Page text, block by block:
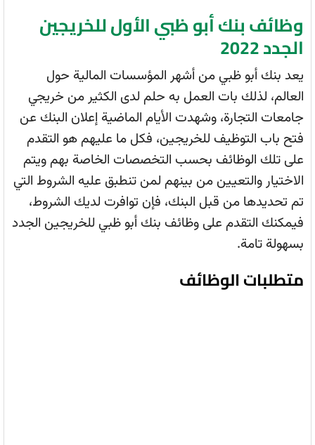
وظائف بنك أبو ظبي الأول للخريجين
الجدد 2022
يعد بنك أبو ظبي من أشهر المؤسسات المالية حول
العالم، لذلك بات العمل به حلم لدى الكثير من خريجي
جامعات التجارة، وشهدت الأيام الماضية إعلان البنك عن
فتح باب التوظيف للخريجين، فكل ما عليهم هو التقدم
على تلك الوظائف بحسب التخصصات الخاصة بهم ويتم
الاختيار والتعيين من بينهم لمن تنطبق عليه الشروط التي
تم تحديدها من قبل البنك، فإن توافرت لديك الشروط،
فيمكنك التقدم على وظائف بنك أبو ظبي للخريجين الجدد
بسهولة تامة.
متطلبات الوظائف